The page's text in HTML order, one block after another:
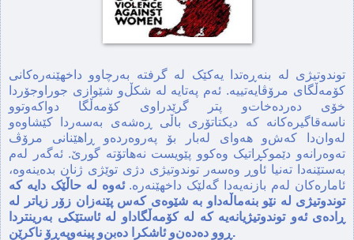
توندوتیژی له‌ بنه‌ڕه‌تدا یه‌کێک له‌ گرفته‌ به‌رچاوو‌ داخهێنه‌ره‌کانی
کۆمه‌ڵگای مرۆڤایه‌تییه.‌‌ ئه‌م په‌تایه‌ له‌ شکڵ‌و شێوازی جوراوجۆردا
خۆی ده‌رده‌خات‌و پتر گرێدراوی کۆمه‌ڵگا دواکه‌وتوو
ناسه‌قاگیره‌کانه‌ که‌ دیکتاتۆری باڵی ڕه‌شه‌ی به‌سه‌ردا کێشاوه‌و
له‌وان‌دا که‌ش‌و‌ هه‌وای له‌بار بۆ په‌روه‌رده‌و ڕاهێنانی مرۆڤ
ته‌وه‌رانه‌‌و دێموکڕاتیک وه‌کوو پێویست نه‌هاتۆته‌ گورێ. ئه‌گه‌ر له‌م
به‌ستێنه‌دا ته‌نیا ئاوڕ وه‌سه‌ر توندوتیژی دژی توێژی ژنان بده‌ینه‌وه‌،
ئاماره‌کان له‌م بازنه‌یه‌دا گه‌لێک داخهێنه‌ره‌.ئه‌وه‌ له‌ حاڵێک دایه‌ که‌
توندوتیژی له‌ نێو بنه‌ماڵه‌داو به‌ شێوه‌ی که‌س پێنه‌زان زۆر زیاتر له‌
ڕاده‌ی ئه‌و توندوتیژیانه‌یه‌ که له‌ کۆمه‌ڵگاداو له‌ ئاستێکی به‌رینتردا
ڕوو ده‌ده‌ن‌و‌ ئاشکرا ده‌بن‌و پینه‌وپه‌ڕۆ ناکرێن.